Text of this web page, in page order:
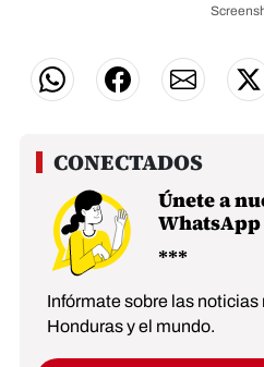
Únete a
WhatsApp
Infórmate sobre las
Honduras y el mundo.